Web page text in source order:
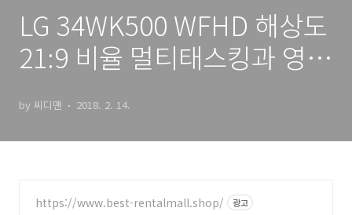
LG 34WK500 WFHD 해상도
21:9 비율 멀티태스킹과 영화
by 씨디맨 2018. 2. 14.
https://www.best-rentalmall.shop/ 광고